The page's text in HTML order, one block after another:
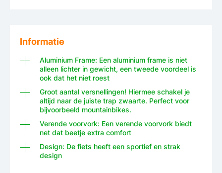
Informatie
Aluminium Frame: Een aluminium frame is niet
alleen lichter in gewicht, een tweede voordeel is
ook dat het niet roest
Groot aantal versnellingen! Hiermee schakel je
altijd naar de juiste trap zwaarte. Perfect voor
bijvoorbeeld mountainbikes.
Verende voorvork: Een verende voorvork biedt
net dat beetje extra comfort
Design: De fiets heeft een sportief en strak
design